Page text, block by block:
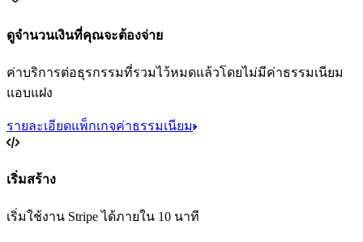
ดูจำนวนเงินที่คุณจะต้องจ่าย
ค่าบริการต่อธุรกรรมที่รวมไว้หมดแล้วโดยไม่มีค่าธรรมเนียม
แอบแฝง
รายละเอียดแพ็กเกจค่าธรรมเนียม
เริ่มสร้าง
เริ่มใช้งาน Stripe ได้ภายใน 10 นาที